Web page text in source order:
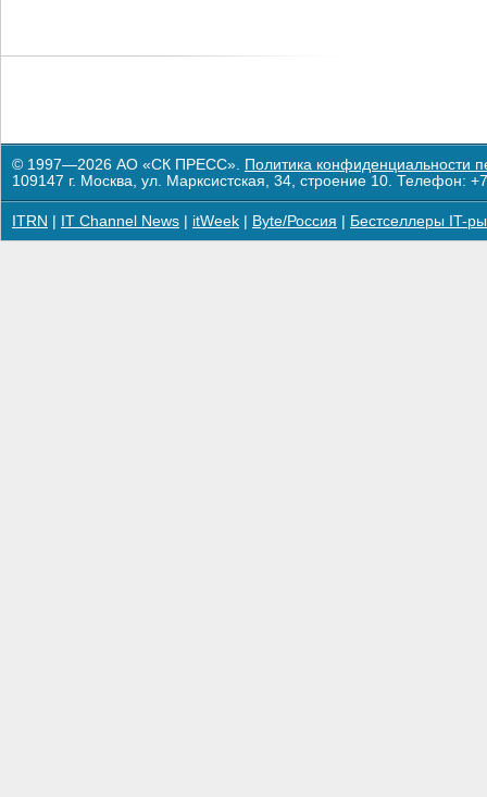
© 1997—2026 АО «СК ПРЕСС». Политика конфиденциальности
109147 г. Москва, ул. Марксистская, 34, строение 10. Телефон:
ITRN IT Channel News itWeek Byte/Россия Бестселлеры IT-